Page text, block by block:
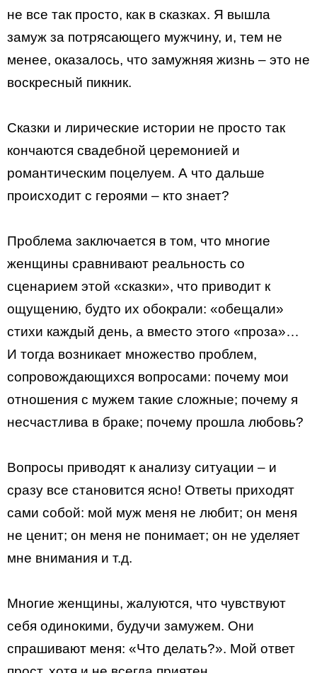
не все так просто, как в сказках. Я вышла
замуж за потрясающего мужчину, и, тем не
менее, оказалось, что замужняя жизнь – это не
воскресный пикник.
Сказки и лирические истории не просто так
кончаются свадебной церемонией и
романтическим поцелуем. А что дальше
происходит с героями – кто знает?
Проблема заключается в том, что многие
женщины сравнивают реальность со
сценарием этой «сказки», что приводит к
ощущению, будто их обокрали: «обещали»
стихи каждый день, а вместо этого «проза»…
И тогда возникает множество проблем,
сопровождающихся вопросами: почему мои
отношения с мужем такие сложные; почему я
несчастлива в браке; почему прошла любовь?
Вопросы приводят к анализу ситуации – и
сразу все становится ясно! Ответы приходят
сами собой: мой муж меня не любит; он меня
не ценит; он меня не понимает; он не уделяет
мне внимания и т.д.
Многие женщины, жалуются, что чувствуют
себя одинокими, будучи замужем. Они
спрашивают меня: «Что делать?». Мой ответ